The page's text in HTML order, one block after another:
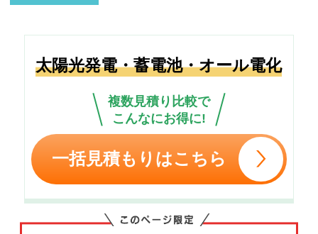
太陽光発電・蓄電池・オール電化
複数見積り比較で
こんなにお得に!
一括見積もりはこちら